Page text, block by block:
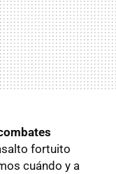
fortuito
cuándo y a